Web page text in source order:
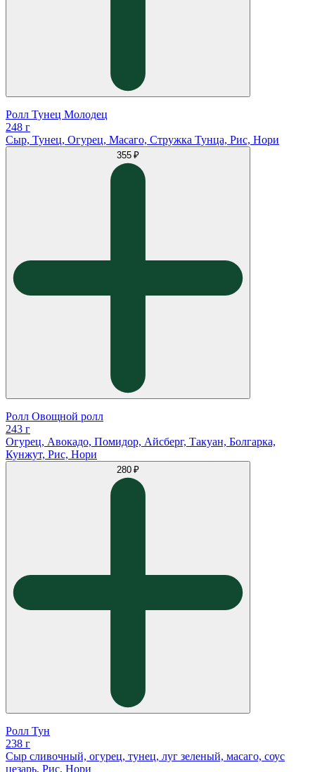
Ролл Тунец Молодец
248 г
Сыр, Тунец, Огурец, Масаго, Стружка Тунца, Рис, Нори
355 ₽
Ролл Овощной ролл
243 г
Огурец, Авокадо, Помидор, Айсберг, Такуан, Болгарка,
Кунжут, Рис, Нори
280 ₽
Ролл Тун
238 г
Сыр сливочный, огурец, тунец, луг зеленый, масаго, соус
цезарь, Рис, Нори